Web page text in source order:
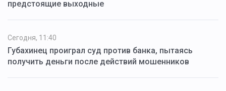
предстоящие выходные
Сегодня, 11:40
Губахинец проиграл суд против банка, пытаясь
получить деньги после действий мошенников